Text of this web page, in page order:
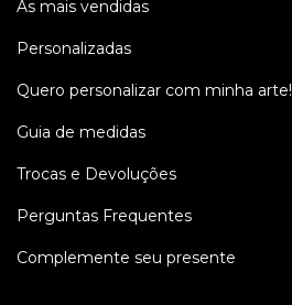
As mais vendidas
Personalizadas
Quero personalizar com minha arte!
Guia de medidas
Trocas e Devoluções
Perguntas Frequentes
Complemente seu presente